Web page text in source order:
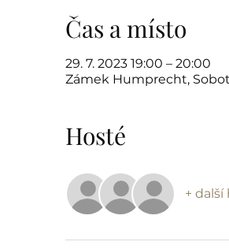
Čas a místo
29. 7. 2023 19:00 – 20:00
Zámek Humprecht,
Hosté
+ další